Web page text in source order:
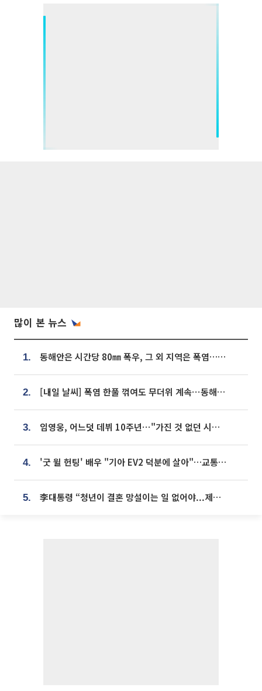
많이 본 뉴스
1. 동해안은 시간당 80㎜ 폭우, 그 외 지역은 폭염…‘극과 극 날씨’
2. [내일 날씨] 폭염 한풀 꺾여도 무더위 계속⋯동해안 이틀 연속 비
3. 임영웅, 어느덧 데뷔 10주년⋯"가진 것 없던 시절, 내 앞엔 20명의 팬뿐"
4. '굿 윌 헌팅' 배우 "기아 EV2 덕분에 살아"…교통사고 후 안전성 극찬
5. 李대통령 “청년이 결혼 망설이는 일 없어야...제도상 불이익 조사”